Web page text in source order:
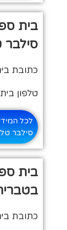
בית
סילבר
כתובת
טלפון בית
לכל
סילבר
בית
כתובת